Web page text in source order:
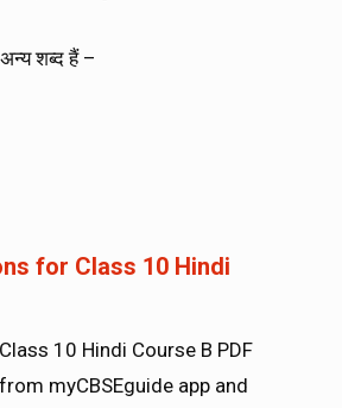
शब्द हैं –
for Class 10 Hindi
10 Hindi Course B PDF
myCBSEguide app and